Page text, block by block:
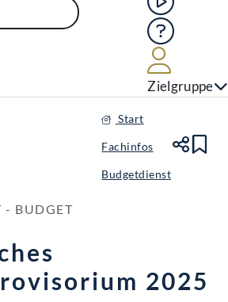
Hilfe
Zielgruppe
Start
Fachinfos
Budgetdienst
- BUDGET
2025